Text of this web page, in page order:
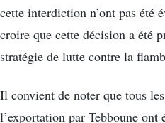
cette interdiction n’ont pas été
croire que cette décision a été
stratégie de lutte contre la
Il convient de noter que tous
l’exportation par Tebboune ont